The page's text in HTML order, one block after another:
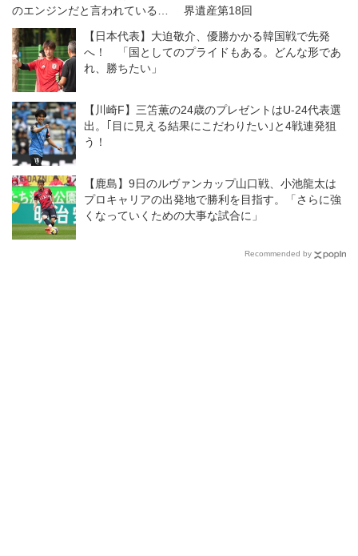
のエンジンだと言われている。
機能しなければ｣
界遺産第18回
【日本代表】大迫敬介、優勝かかる韓国戦で先発
へ！ 「国としてのプライドもある。どんな形であ
れ、勝ちたい」
【川崎F】三笘薫の24歳のプレゼントはU-24代表選
出。｢目に見える結果にこだわりたい｣と4戦連発狙
う！
【鹿島】9日のルヴァンカップ山口戦、小池龍太は
プロキャリアの出発地で勝利を目指す。「さらに強
くなっていくための大事な試合に」
Recommended by